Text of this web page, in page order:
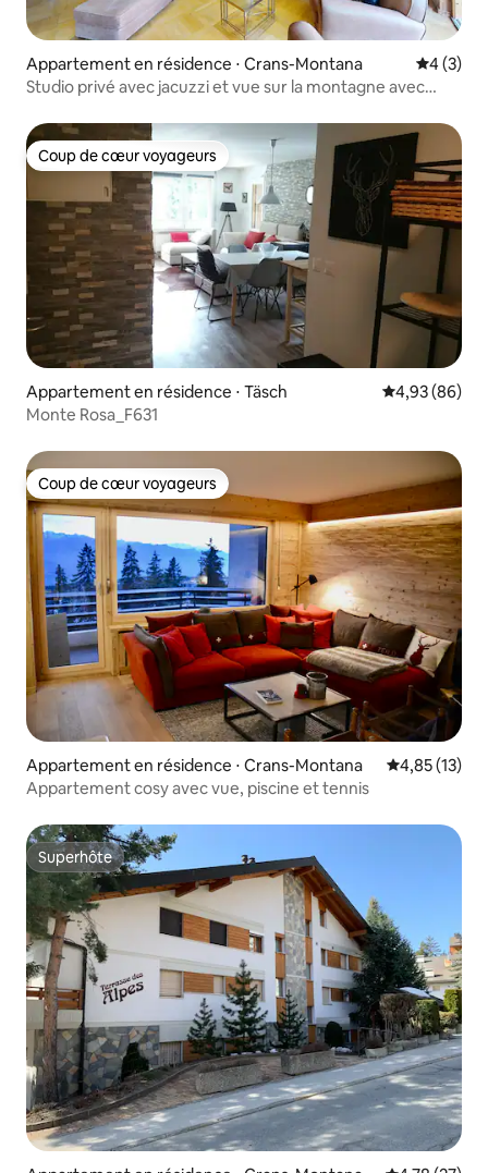
Appartement en résidence ⋅ Crans-Montana
4 (3)
Studio privé avec jacuzzi et vue sur la montagne avec
Coup de cœur voyageurs
Coup de cœur voyageurs
Appartement en résidence ⋅ Täsch Évaluation
4,93 (86)
Monte Rosa_F631
Coup de cœur voyageurs
Coup de cœur voyageurs
Appartement en résidence ⋅ Crans-Montana Évaluation
4,85 (13)
Appartement cosy avec vue, piscine et tennis
Superhôte
Superhôte